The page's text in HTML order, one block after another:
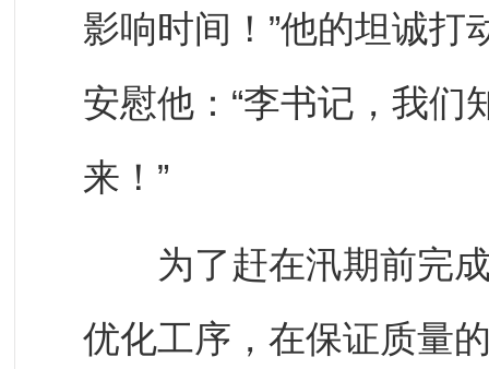
影响时间！”他的坦诚打
安慰他：“李书记，我们
来！”
为了赶在汛期前完成
优化工序，在保证质量